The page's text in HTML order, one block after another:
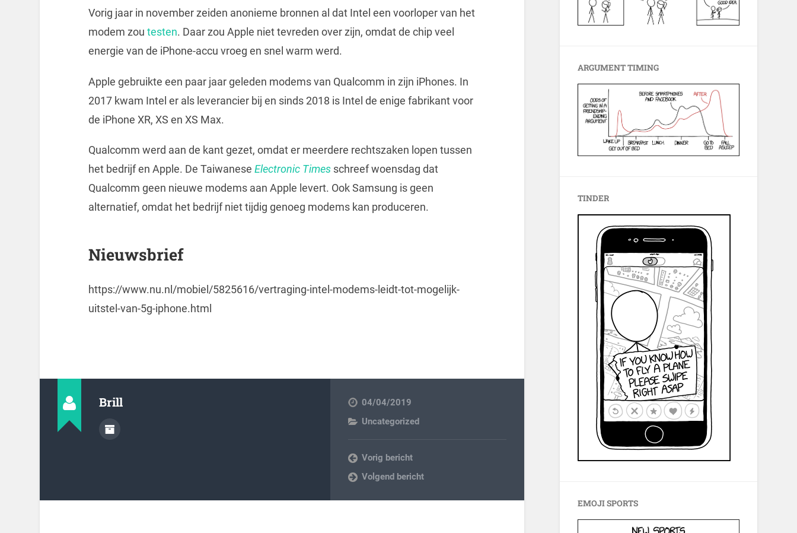
Vorig jaar in november zeiden anonieme bronnen al dat Intel een voorloper van het
modem zou testen. Daar zou Apple niet tevreden over zijn, omdat de chip veel
energie van de iPhone-accu vroeg en snel warm werd.
Apple gebruikte een paar jaar geleden modems van Qualcomm in zijn iPhones. In
2017 kwam Intel er als leverancier bij en sinds 2018 is Intel de enige fabrikant voor
de iPhone XR, XS en XS Max.
Qualcomm werd aan de kant gezet, omdat er meerdere rechtszaken lopen tussen
het bedrijf en Apple. De Taiwanese Electronic Timesschreef woensdag dat
Qualcomm geen nieuwe modems aan Apple levert. Ook Samsung is geen
alternatief, omdat het bedrijf niet tijdig genoeg modems kan produceren.
Nieuwsbrief
https://www.nu.nl/mobiel/5825616/vertraging-intel-modems-leidt-tot-mogelijk-
uitstel-van-5g-iphone.html
Brill
04/04/2019
Uncategorized
Vorig bericht
Volgend bericht
ARGUMENT TIMING
TINDER
EMOJI SPORTS